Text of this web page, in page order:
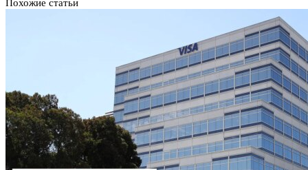
Похожие статьи